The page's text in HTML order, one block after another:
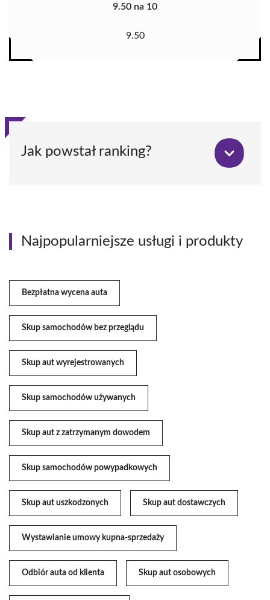
9.50 na 10
9.50
Jak powstał ranking?
Najpopularniejsze usługi i produkty
Bezpłatna wycena auta
Skup samochodów bez przeglądu
Skup aut wyrejestrowanych
Skup samochodów używanych
Skup aut z zatrzymanym dowodem
Skup samochodów powypadkowych
Skup aut uszkodzonych Skup aut dostawczych
Wystawianie umowy kupna-sprzedaży
Odbiór auta od klienta Skup aut osobowych